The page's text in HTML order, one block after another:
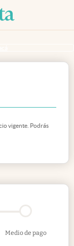
vigente. Podrás
Medio de pago